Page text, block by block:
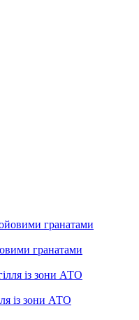
гранатами
із зони АТО